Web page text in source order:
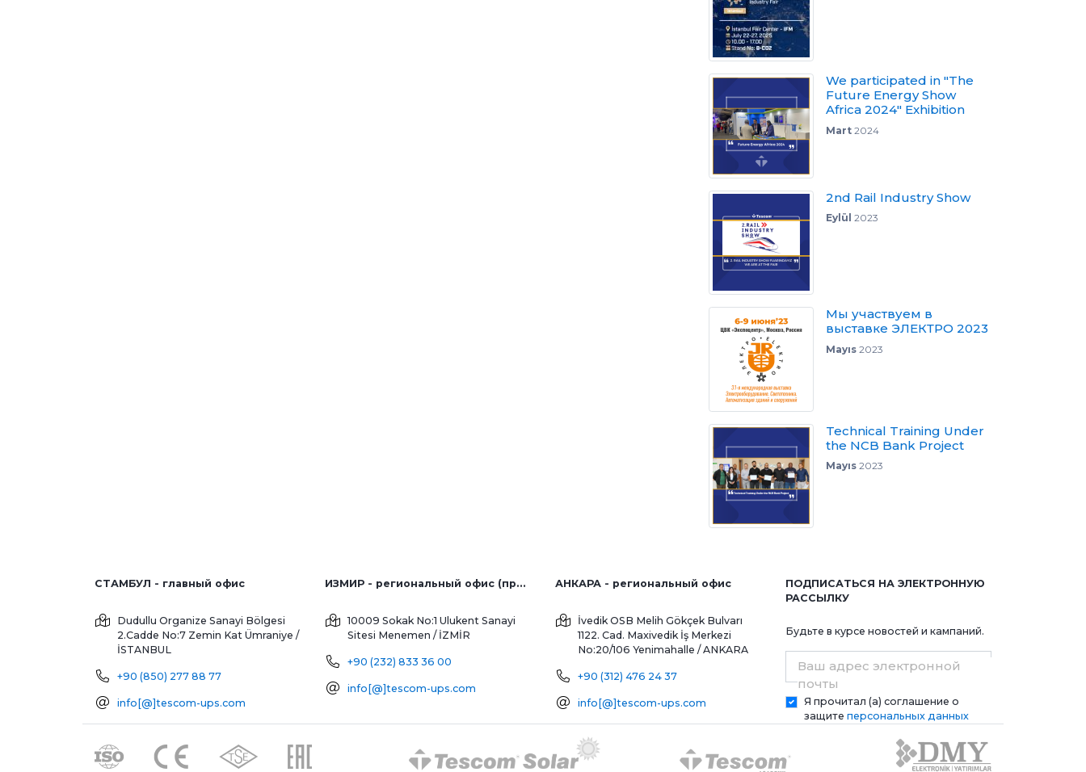
We participated in "The
Future Energy Show
Africa 2024" Exhibition
Mart2024
2nd Rail Industry Show
Eylül 2023
Мы участвуем в
выставке ЭЛЕКТРО 2023
Mayıs2023
Technical Training Under
the NCB Bank Project
Mayıs2023
СТАМБУЛ - главный офис
Dudullu Organize Sanayi Bölgesi
2.Cadde No:7 Zemin Kat Ümraniye /
İSTANBUL
+90 (850) 277 88 77
info[@]tescom-ups.com
ИЗМИР - региональный офис (продажи с завода и за рубеж)
10009 Sokak No:1 Ulukent Sanayi
Sitesi Menemen / İZMİR
+90 (232) 833 36 00
info[@]tescom-ups.com
АНКАРА - региональный офис
İvedik OSB Melih Gökçek Bulvarı
1122. Cad. Maxivedik İş Merkezi
No:20/106 Yenimahalle / ANKARA
+90 (312) 476 24 37
info[@]tescom-ups.com
ПОДПИСАТЬСЯ НА ЭЛЕКТРОННУЮ
РАССЫЛКУ
Будьте в курсе новостей и кампаний.
Ваш адрес электронной
почты
Я прочитал (а) соглашение о
защите персональных данных